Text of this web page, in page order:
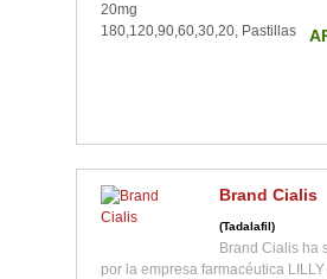
20mg
180,120,90,60,30,20, Pastillas
Brand Cialis
(Tadalafil)
Brand Cialis ha
por la empresa farmacéutica